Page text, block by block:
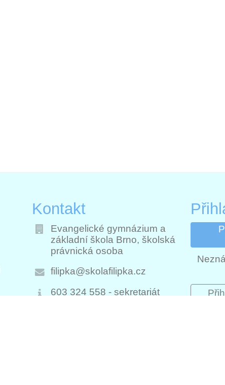
Kontakt
Evangelické gymnázium a
základní škola Brno, školská
právnická osoba
filipka@skolafilipka.cz
603 324 558 - sekretariát